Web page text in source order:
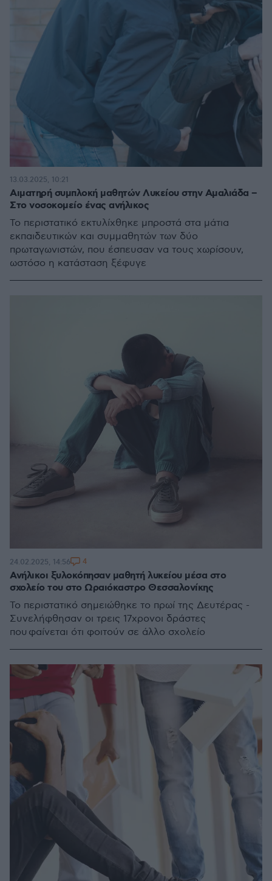
Αιματηρή συμπλοκή μαθητών Λυκείου στην Αμαλιάδα –
Στο νοσοκομείο ένας ανήλικος
Το περιστατικό εκτυλίχθηκε μπροστά στα μάτια
εκπαιδευτικών και συμμαθητών των δύο
πρωταγωνιστών, που έσπευσαν να τους χωρίσουν,
ωστόσο η κατάσταση ξέφυγε
13.03.2025, 10:21
Ανήλικοι ξυλοκόπησαν μαθητή λυκείου μέσα στο
σχολείο του στο Ωραιόκαστρο Θεσσαλονίκης
Το περιστατικό σημειώθηκε το πρωί της Δευτέρας -
Συνελήφθησαν οι τρεις 17χρονοι δράστες
που φαίνεται ότι φοιτούν σε άλλο σχολείο
24.02.2025, 14:56 4